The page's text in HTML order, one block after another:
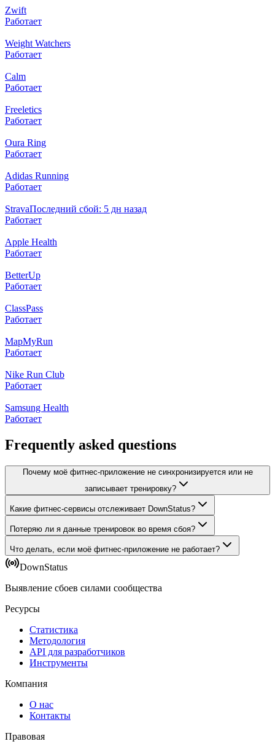
Zwift
Работает
Weight Watchers
Работает
Calm
Работает
Freeletics
Работает
Oura Ring
Работает
Adidas Running
Работает
StravaПоследний сбой: 5 дн назад
Работает
Apple Health
Работает
BetterUp
Работает
ClassPass
Работает
MapMyRun
Работает
Nike Run Club
Работает
Samsung Health
Работает
Frequently asked questions
Почему моё фитнес-приложение не синхронизируется или не
записывает тренировку?
Какие фитнес-сервисы отслеживает DownStatus?
Потеряю ли я данные тренировок во время сбоя?
Что делать, если моё фитнес-приложение не работает?
DownStatus
Выявление сбоев силами сообщества
Ресурсы
Статистика
Методология
API для разработчиков
Инструменты
Компания
О нас
Контакты
Правовая